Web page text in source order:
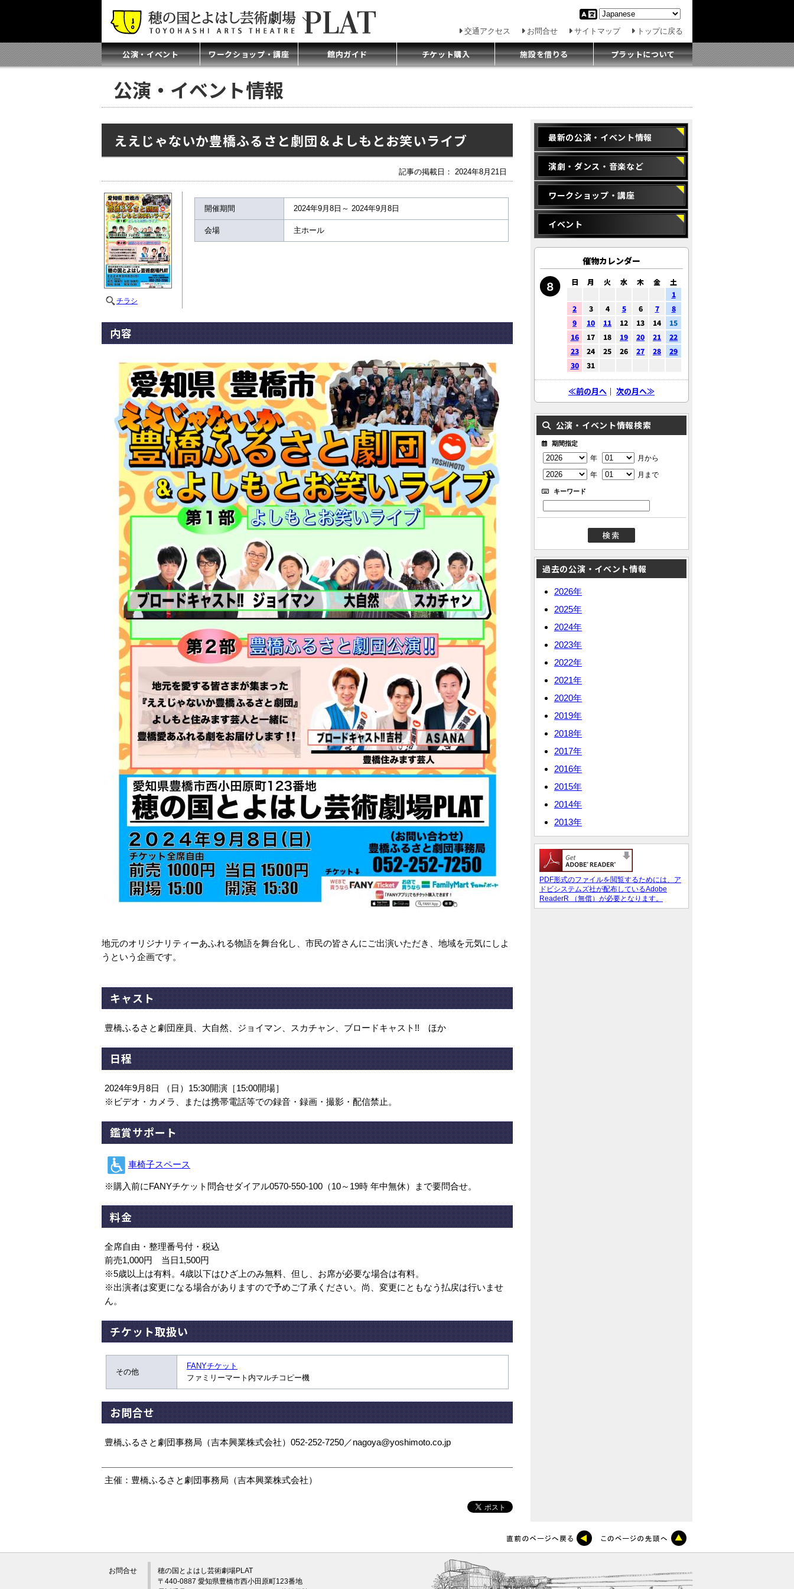
交通アクセス お問合せ サイトマップ トップに戻る
公演・イベント ワークショップ・講座 館内ガイド チケット購入 施設を借りる プラットについて
公演・イベント情報
ええじゃないか豊橋ふるさと劇団＆よしもとお笑いライブ
記事の掲載日： 2024年8月21日
チラシ
開催期間 2024年9月8日～ 2024年9月8日
会場 主ホール
内容
地元のオリジナリティーあふれる物語を舞台化し、市民の皆さんにご出演いただき、地域を元気にしよ
うという企画です。
キャスト
豊橋ふるさと劇団座員、大自然、ジョイマン、スカチャン、ブロードキャスト!! ほか
日程
2024年9月8日 （日）15:30開演［15:00開場］
※ビデオ・カメラ、または携帯電話等での録音・録画・撮影・配信禁止。
鑑賞サポート
車椅子スペース
※購入前にFANYチケット問合せダイアル0570-550-100（10～19時 年中無休）まで要問合せ。
料金
全席自由・整理番号付・税込
前売1,000円 当日1,500円
※5歳以上は有料。4歳以下はひざ上のみ無料、但し、お席が必要な場合は有料。
※出演者は変更になる場合がありますので予めご了承ください。尚、変更にともなう払戻は行いませ
ん。
チケット取扱い
その他
FANYチケット
ファミリーマート内マルチコピー機
お問合せ
豊橋ふるさと劇団事務局（吉本興業株式会社）052-252-7250／nagoya@yoshimoto.co.jp
主催：豊橋ふるさと劇団事務局（吉本興業株式会社）
最新の公演・イベント情報
演劇・ダンス・音楽など
ワークショップ・講座
イベント
催物カレンダー
日 月 火 水 木 金
土
1
2
3 4 5 6 7
8
9
10 11 12 13 14
15
16
17 18 19 20 21
22
23
24 25 26 27 28
29
30
31
≪前の月へ ｜ 次の月へ≫
公演・イベント情報検索
期間指定
年
月から
年
月まで
キーワード
過去の公演・イベント情報
2026年
2025年
2024年
2023年
2022年
2021年
2020年
2019年
2018年
2017年
2016年
2015年
2014年
2013年
PDF形式のファイルを閲覧するためには、ア
ドビシステムズ社が配布しているAdobe
ReaderR （無償）が必要となります。
お問合せ
穂の国とよはし芸術劇場PLAT
〒440-0887 愛知県豊橋市西小田原町123番地